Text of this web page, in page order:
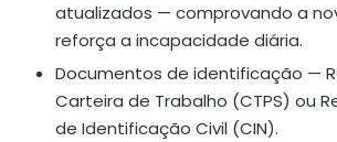
atualizados — comprovando a
reforça a incapacidade diária.
Documentos de identificação —
Carteira de Trabalho (CTPS) ou
de Identificação Civil (CIN).